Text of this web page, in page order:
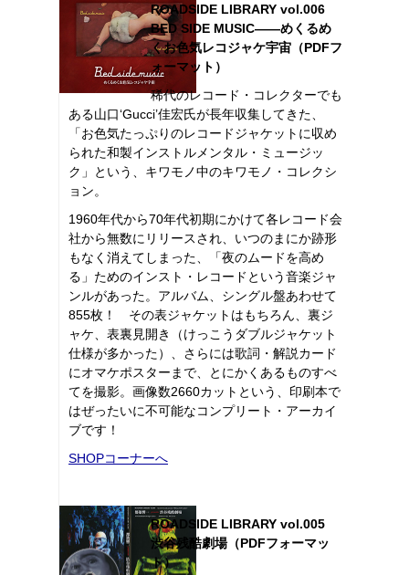
ROADSIDE LIBRARY vol.006
BED SIDE MUSIC――めくるめ
くお色気レコジャケ宇宙（PDFフ
ォーマット）
稀代のレコード・コレクターでも
ある山口‘Gucci’佳宏氏が長年収集してきた、
「お色気たっぷりのレコードジャケットに収め
られた和製インストルメンタル・ミュージッ
ク」という、キワモノ中のキワモノ・コレクシ
ョン。
1960年代から70年代初期にかけて各レコード会
社から無数にリリースされ、いつのまにか跡形
もなく消えてしまった、「夜のムードを高め
る」ためのインスト・レコードという音楽ジャ
ンルがあった。アルバム、シングル盤あわせて
855枚！ その表ジャケットはもちろん、裏ジ
ャケ、表裏見開き（けっこうダブルジャケット
仕様が多かった）、さらには歌詞・解説カード
にオマケポスターまで、とにかくあるものすべ
てを撮影。画像数2660カットという、印刷本で
はぜったいに不可能なコンプリート・アーカイ
ブです！
SHOPコーナーへ
ROADSIDE LIBRARY vol.005
渋谷残酷劇場（PDFフォーマッ
ト）